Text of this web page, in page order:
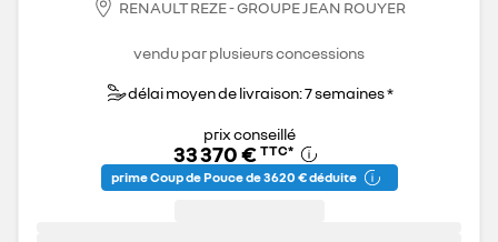
RENAULT REZE - GROUPE JEAN ROUYER
vendu par plusieurs concessions
délai moyen de livraison: 7 semaines *
prix conseillé
33 370 € TTC*
prime Coup de Pouce de 3 620 € déduite